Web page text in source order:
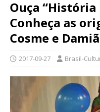
Ouça “História
Conheça as
Cosme e
2017-09-27 Brasil-